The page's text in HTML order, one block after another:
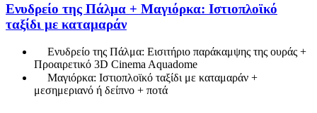
Ενυδρείο της Πάλμα + Μαγιόρκα: Ιστιοπλοϊκό
ταξίδι με καταμαράν
Ενυδρείο της Πάλμα: Εισιτήριο παράκαμψης της ουράς +
Προαιρετικό 3D Cinema Aquadome
Μαγιόρκα: Ιστιοπλοϊκό ταξίδι με καταμαράν +
μεσημεριανό ή δείπνο + ποτά